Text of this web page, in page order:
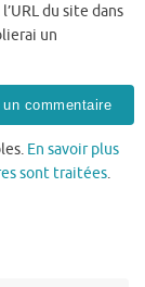
du site dans
un
En savoir plus
sont traitées.